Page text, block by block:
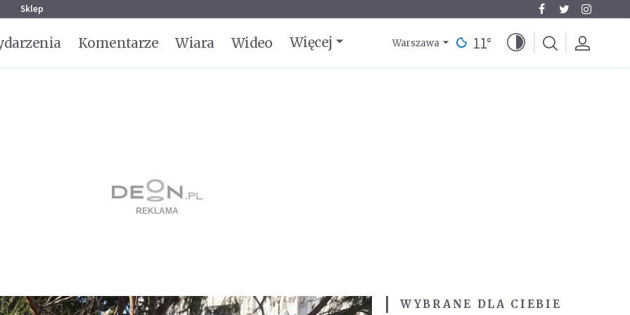
Sklep
Komentarze Wiara Wideo Więcej Warszawa 11°
WYBRANE DLA CIEBIE